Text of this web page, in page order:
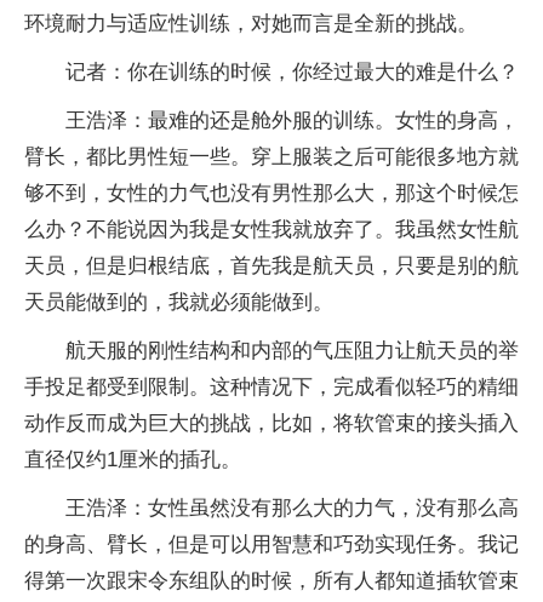
环境耐力与适应性训练，对她而言是全新的挑战。
记者：你在训练的时候，你经过最大的难是什么？
王浩泽：最难的还是舱外服的训练。女性的身高，
臂长，都比男性短一些。穿上服装之后可能很多地方就
够不到，女性的力气也没有男性那么大，那这个时候怎
么办？不能说因为我是女性我就放弃了。我虽然女性航
天员，但是归根结底，首先我是航天员，只要是别的航
天员能做到的，我就必须能做到。
航天服的刚性结构和内部的气压阻力让航天员的举
手投足都受到限制。这种情况下，完成看似轻巧的精细
动作反而成为巨大的挑战，比如，将软管束的接头插入
直径仅约1厘米的插孔。
王浩泽：女性虽然没有那么大的力气，没有那么高
的身高、臂长，但是可以用智慧和巧劲实现任务。我记
得第一次跟宋令东组队的时候，所有人都知道插软管束